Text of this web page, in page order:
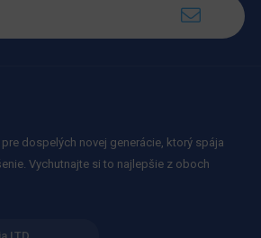
dospelých novej generácie, ktorý spája
Vychutnajte si to najlepšie z oboch